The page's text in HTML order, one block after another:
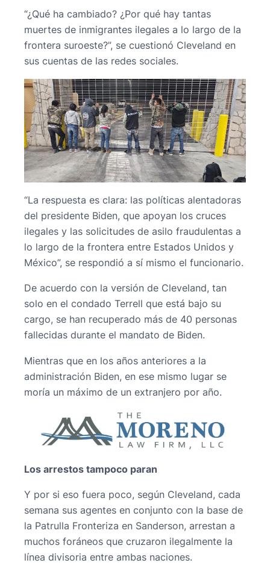
“¿Qué ha cambiado? ¿Por qué hay tantas
muertes de inmigrantes ilegales a lo largo de la
frontera suroeste?”, se cuestionó Cleveland en
sus cuentas de las redes sociales.
“La respuesta es clara: las políticas alentadoras
del presidente Biden, que apoyan los cruces
ilegales y las solicitudes de asilo fraudulentas a
lo largo de la frontera entre Estados Unidos y
México”, se respondió a sí mismo el funcionario.
De acuerdo con la versión de Cleveland, tan
solo en el condado Terrell que está bajo su
cargo, se han recuperado más de 40 personas
fallecidas durante el mandato de Biden.
Mientras que en los años anteriores a la
administración Biden, en ese mismo lugar se
moría un máximo de un extranjero por año.
Los arrestos tampoco paran
Y por si eso fuera poco, según Cleveland, cada
semana sus agentes en conjunto con la base de
la Patrulla Fronteriza en Sanderson, arrestan a
muchos foráneos que cruzaron ilegalmente la
línea divisoria entre ambas naciones.